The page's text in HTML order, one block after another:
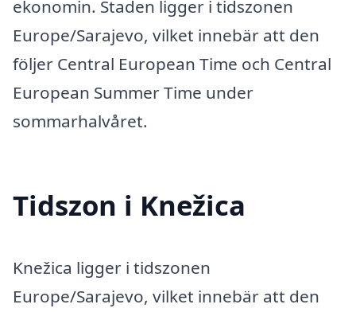
ekonomin. Staden ligger i tidszonen
Europe/Sarajevo, vilket innebär att den
följer Central European Time och Central
European Summer Time under
sommarhalvåret.
Tidszon i Knežica
Knežica ligger i tidszonen
Europe/Sarajevo, vilket innebär att den